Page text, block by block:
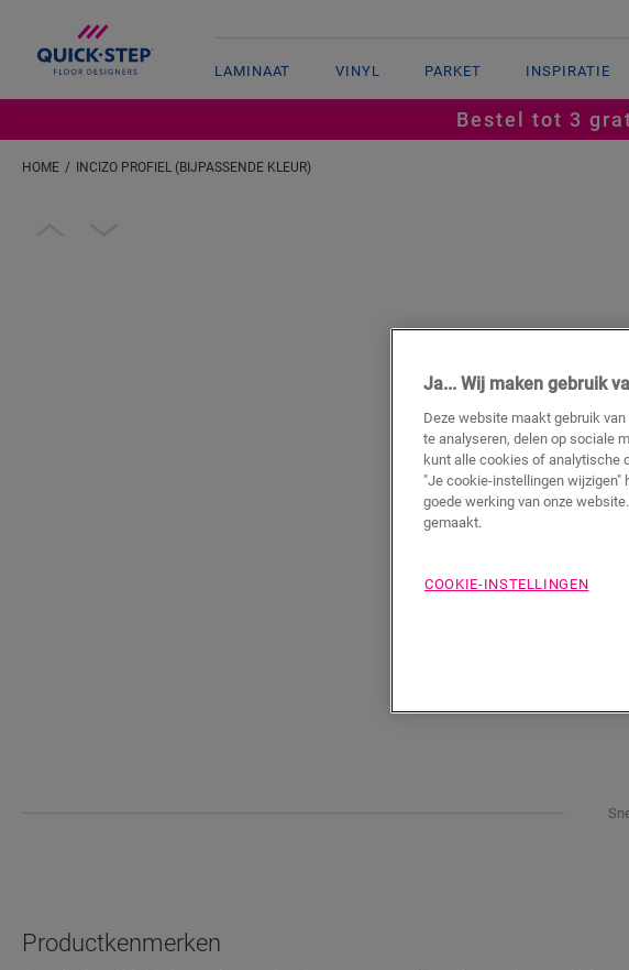
LAMINAAT VINYL PARKET INSPIRATIE
Bestel tot 3
HOME INCIZO PROFIEL (BIJPASSENDE KLEUR)
Productkenmerken
Ja... Wij maken gebruik
Deze website maakt gebruik
te analyseren, delen op sociale
kunt alle cookies of analytische
"Je cookie-instellingen wijzigen"
goede werking van onze
gemaakt.
COOKIE-INSTELLINGEN